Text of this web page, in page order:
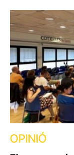
OPINIÓ